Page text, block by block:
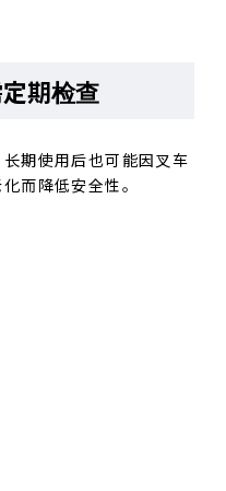
期检查
期使用后也可能因叉车
而降低安全性。